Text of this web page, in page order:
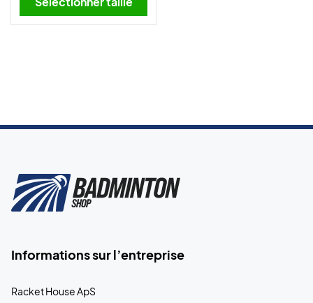
Informations sur l’entreprise
Racket House ApS